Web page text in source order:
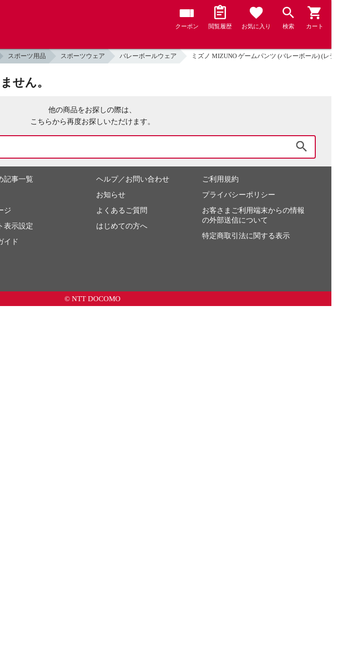
クーポン 閲覧履歴 お気に入り 検索 カート
スポーツ用品 スポーツウェア バレーボールウェア ミズノ MIZUNO ゲームパンツ (バレーボール) (レデ
せん。
他の商品をお探しの際は、
こちらから再度お探しいただけます。
記事一覧
ジ
表示設定
イド
ヘルプ／お問い合わせ
お知らせ
よくあるご質問
はじめての方へ
ご利用規約
プライバシーポリシー
お客さまご利用端末からの情報
の外部送信について
特定商取引法に関する表示
© NTT DOCOMO